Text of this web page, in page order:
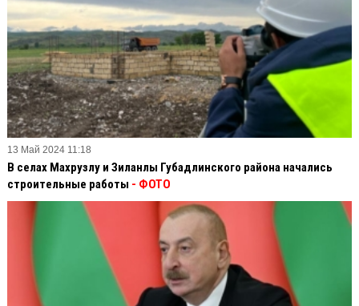
13 Май 2024 11:18
В селах Махрузлу и Зиланлы Губадлинского района начались
строительные работы - ФОТО